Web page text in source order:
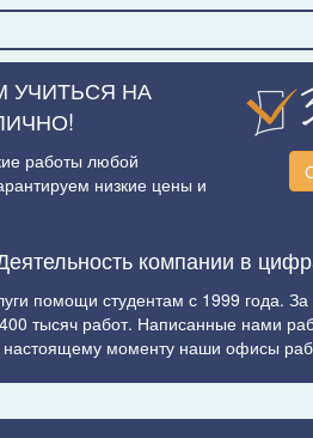
УЧИТЬСЯ НА
работы любой
низкие цены и
компании в
помощи студентам с 1999 года.
тысяч работ. Написанные нами
моменту наши офисы